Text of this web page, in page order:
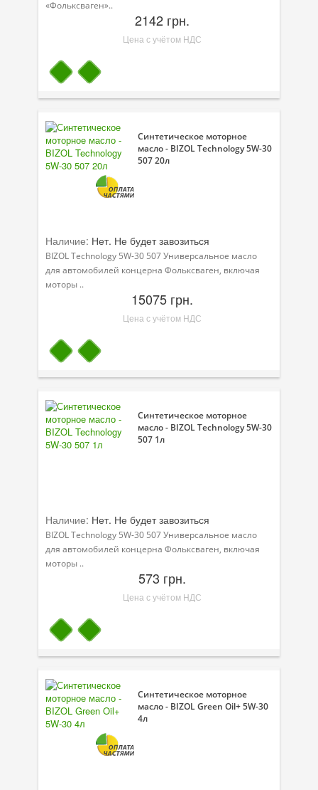
«Фольксваген»..
2142 грн.
Цена с учётом НДС
Синтетическое моторное
масло - BIZOL Technology 5W-30
507 20л
Наличие: Нет. Не будет завозиться
BIZOL Technology 5W-30 507 Универсальное масло
для автомобилей концерна Фольксваген, включая
моторы ..
15075 грн.
Цена с учётом НДС
Синтетическое моторное
масло - BIZOL Technology 5W-30
507 1л
Наличие: Нет. Не будет завозиться
BIZOL Technology 5W-30 507 Универсальное масло
для автомобилей концерна Фольксваген, включая
моторы ..
573 грн.
Цена с учётом НДС
Синтетическое моторное
масло - BIZOL Green Oil+ 5W-30
4л